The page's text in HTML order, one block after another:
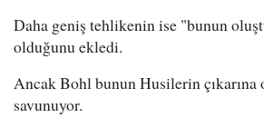
Daha geniş tehlikenin ise "bunun
olduğunu ekledi.
Ancak Bohl bunun Husilerin çıkarına
savunuyor.